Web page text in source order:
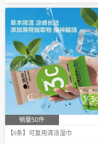
销量50件
【6条】可复用清洁湿巾